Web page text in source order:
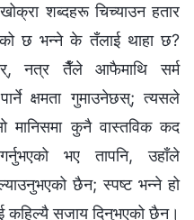
शब्दहरू चिच्याउन हतार
छ भन्‍ने के तँलाई थाहा छ?
नत्र तैँले आफैमाथि सर्म
क्षमता गुमाउनेछस्; त्यसले
कुनै वास्तविक कद
भए तापनि, उहाँले
छैन; स्पष्ट भन्ने हो
कहिल्यै सजाय दिनुभएको छैन।